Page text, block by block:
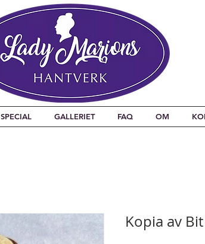
SPECIAL GALLERIET FAQ OM
Kopia av Bit